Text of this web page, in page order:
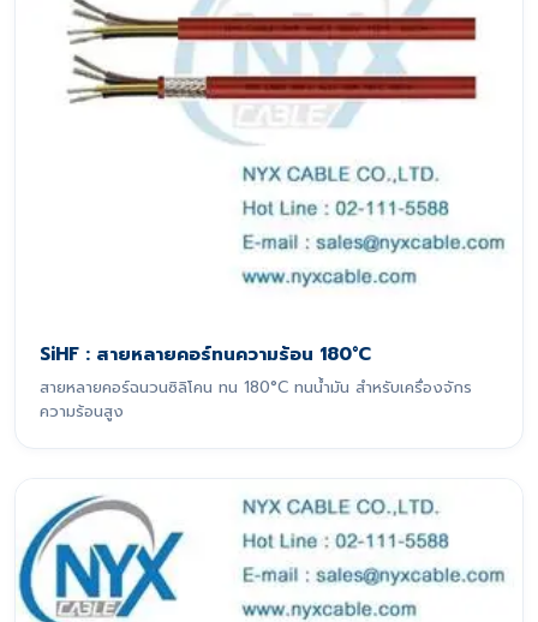
SiHF : สายหลายคอร์ทนความร้อน 180°C
สายหลายคอร์ฉนวนซิลิโคน ทน 180°C ทนน้ำมัน สำหรับเครื่องจักร
ความร้อนสูง